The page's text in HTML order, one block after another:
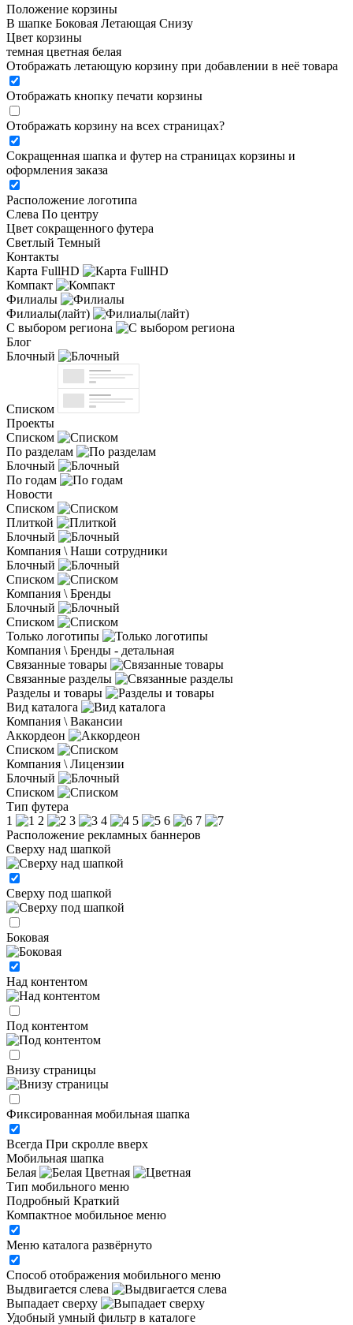
Положение корзины
В шапке Боковая Летающая Снизу
Цвет корзины
темная цветная белая
Отображать летающую корзину при добавлении в неё товара
Отображать кнопку печати корзины
Отображать корзину на всех страницах?
Сокращенная шапка и футер на страницах корзины и
оформления заказа
Расположение логотипа
Cлева По центру
Цвет сокращенного футера
Светлый Темный
Контакты
Карта FullHD
Компакт
Филиалы
Филиалы(лайт)
С выбором региона
Блог
Блочный
Списком
Проекты
Списком
По разделам
Блочный
По годам
Новости
Списком
Плиткой
Блочный
Компания \ Наши сотрудники
Блочный
Списком
Компания \ Бренды
Блочный
Списком
Только логотипы
Компания \ Бренды - детальная
Связанные товары
Связанные разделы
Разделы и товары
Вид каталога
Компания \ Вакансии
Аккордеон
Списком
Компания \ Лицензии
Блочный
Списком
Тип футера
1
2 3 4 5 6
7
Расположение рекламных баннеров
Сверху над шапкой
Сверху под шапкой
Боковая
Над контентом
Под контентом
Внизу страницы
Фиксированная мобильная шапка
Всегда При скролле вверх
Мобильная шапка
Белая
Цветная
Тип мобильного меню
Подробный Краткий
Компактное мобильное меню
Меню каталога развёрнуто
Способ отображения мобильного меню
Выдвигается слева
Выпадает сверху
Удобный умный фильтр в каталоге